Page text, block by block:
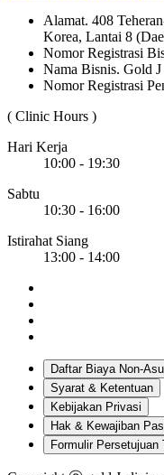
Alamat. 408
Korea, Lantai 8
Nomor Registrasi
Nama Bisnis. Gold
Nomor Registrasi
( Clinic Hours )
Hari Kerja
10:00 - 19:30
Sabtu
10:30 - 16:00
Istirahat Siang
13:00 - 14:00
Daftar Biaya Non-
Syarat & Ketentuan
Kebijakan Privasi
Hak & Kewajiban
Formulir